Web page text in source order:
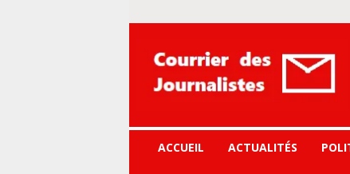
journalistes
ACCUEIL ACTUALITÉS